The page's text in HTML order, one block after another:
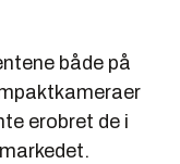
både på
erobret de i